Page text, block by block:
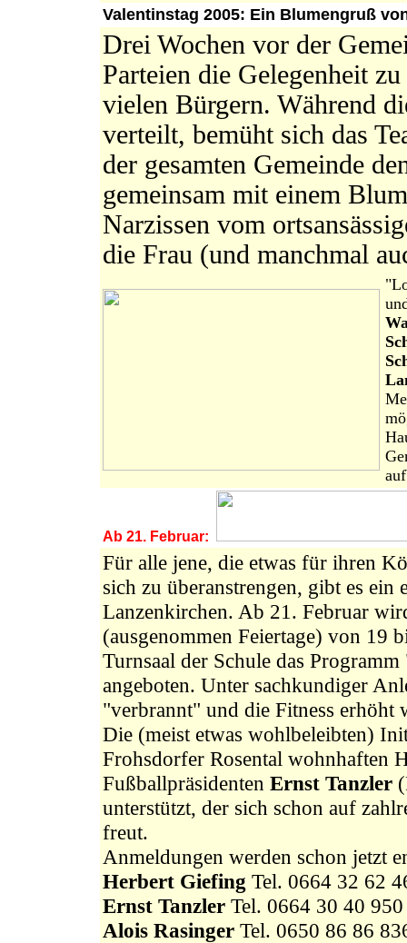
Valentinstag 2005: Ein Blumengruß
Drei Wochen vor der
Parteien die Gelegenheit
vielen Bürgern. Während
verteilt, bemüht sich das
der gesamten Gemeinde
gemeinsam mit einem
Narzissen vom
die Frau (und manchmal
Ab 21. Februar:
Für alle jene, die etwas für ihren
sich zu überanstrengen, gibt es ein
Lanzenkirchen. Ab 21. Februar
(ausgenommen Feiertage) von 19
Turnsaal der Schule das
angeboten. Unter sachkundiger
"verbrannt" und die Fitness erhöht
Die (meist etwas wohlbeleibten)
Frohsdorfer Rosental wohnhaften
Fußballpräsidenten Ernst Tanzler
unterstützt, der sich schon auf
freut.
Anmeldungen werden schon jetzt
Herbert Giefing Tel. 0664 32 62
Ernst Tanzler Tel. 0664 30 40 950
Alois Rasinger Tel. 0650 86 86